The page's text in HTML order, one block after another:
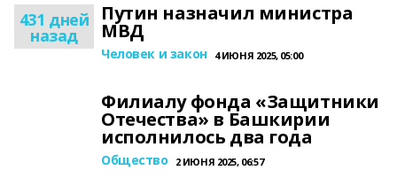
431 дней
назад
Путин назначил министра
МВД
Человек и закон 4 ИЮНЯ 2025, 05:00
Филиалу фонда «Защитники
Отечества» в Башкирии
исполнилось два года
Общество 2 ИЮНЯ 2025, 06:57